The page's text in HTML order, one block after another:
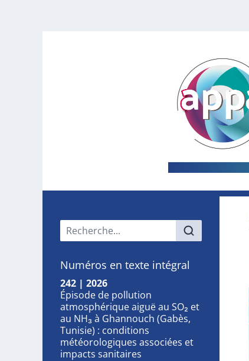
Menu principal
Numéros en texte intégral
242 | 2026
Épisode de pollution
atmosphérique aiguë au SO₂ et
au NH₃ à Ghannouch (Gabès,
Tunisie) : conditions
météorologiques associées et
impacts sanitaires